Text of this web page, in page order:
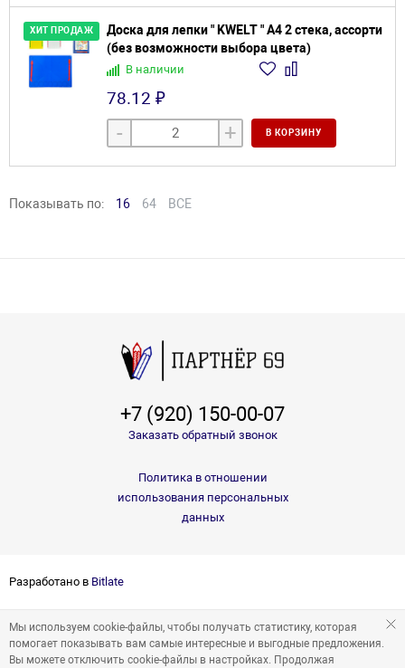
ХИТ ПРОДАЖ
Доска для лепки " KWELT " А4 2 стека, ассорти
(без возможности выбора цвета)
В наличии
78.12 ₽
- + В КОРЗИНУ
Показывать по: 16 64 ВСЕ
+7 (920) 150-00-07
Заказать обратный звонок
Политика в отношении
использования персональных
данных
Разработано в Bitlate
Мы используем cookie-файлы, чтобы получать статистику, которая
помогает показывать вам самые интересные и выгодные предложения.
Вы можете отключить cookie-файлы в настройках. Продолжая